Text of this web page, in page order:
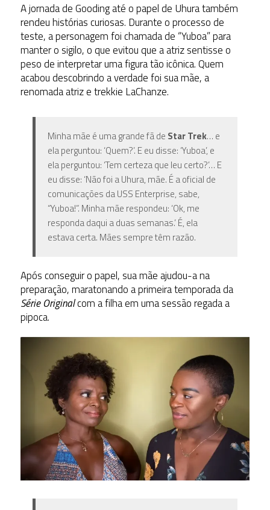
A jornada de Gooding até o papel de Uhura também
rendeu histórias curiosas. Durante o processo de
teste, a personagem foi chamada de “Yuboa” para
manter o sigilo, o que evitou que a atriz sentisse o
peso de interpretar uma figura tão icônica. Quem
acabou descobrindo a verdade foi sua mãe, a
renomada atriz e trekkie LaChanze.
Minha mãe é uma grande fã de Star Trek… e
ela perguntou: ‘Quem?’. E eu disse: ‘Yuboa’, e
ela perguntou: ‘Tem certeza que leu certo?’… E
eu disse: ‘Não foi a Uhura, mãe. É a oficial de
comunicações da USS Enterprise, sabe,
“Yuboa!”. Minha mãe respondeu: ‘Ok, me
responda daqui a duas semanas.’ É, ela
estava certa. Mães sempre têm razão.
Após conseguir o papel, sua mãe ajudou-a na
preparação, maratonando a primeira temporada da
Série Originalcom a filha em uma sessão regada a
pipoca.